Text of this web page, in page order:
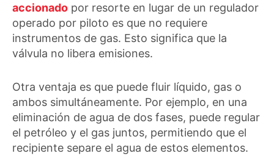
accionado por resorte en lugar de un regulador
operado por piloto es que no requiere
instrumentos de gas. Esto significa que la
válvula no libera emisiones.
Otra ventaja es que puede fluir líquido, gas o
ambos simultáneamente. Por ejemplo, en una
eliminación de agua de dos fases, puede regular
el petróleo y el gas juntos, permitiendo que el
recipiente separe el agua de estos elementos.